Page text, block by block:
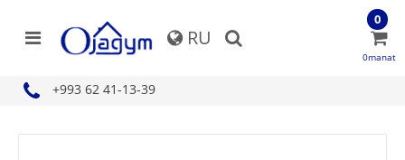
RU
+993 62 41-13-39
0
0manat